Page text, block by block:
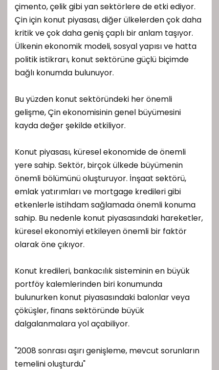
çimento, çelik gibi yan sektörlere de etki ediyor.
Çin için konut piyasası, diğer ülkelerden çok daha
kritik ve çok daha geniş çaplı bir anlam taşıyor.
Ülkenin ekonomik modeli, sosyal yapısı ve hatta
politik istikrarı, konut sektörüne güçlü biçimde
bağlı konumda bulunuyor.
Bu yüzden konut sektöründeki her önemli
gelişme, Çin ekonomisinin genel büyümesini
kayda değer şekilde etkiliyor.
Konut piyasası, küresel ekonomide de önemli
yere sahip. Sektör, birçok ülkede büyümenin
önemli bölümünü oluşturuyor. İnşaat sektörü,
emlak yatırımları ve mortgage kredileri gibi
etkenlerle istihdam sağlamada önemli konuma
sahip. Bu nedenle konut piyasasındaki hareketler,
küresel ekonomiyi etkileyen önemli bir faktör
olarak öne çıkıyor.
Konut kredileri, bankacılık sisteminin en büyük
portföy kalemlerinden biri konumunda
bulunurken konut piyasasındaki balonlar veya
çöküşler, finans sektöründe büyük
dalgalanmalara yol açabiliyor.
"2008 sonrası aşırı genişleme, mevcut sorunların
temelini oluşturdu"